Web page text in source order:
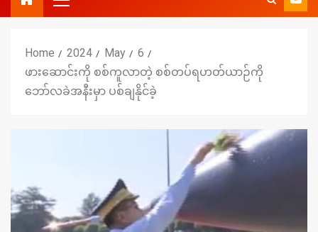
Home 2024 May
6
ဖားဆောင်းကို စစ်ကူလာတဲ့ စစ်တပ်ရဟတ်ယာဉ်ကို
ဘော်လခဲအနီးမှာ ပစ်ချနိုင်ခဲ့